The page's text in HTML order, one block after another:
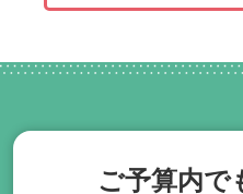
ご予算内で